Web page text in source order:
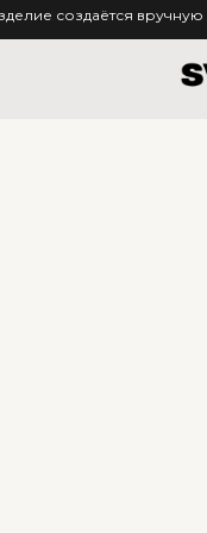
создаётся